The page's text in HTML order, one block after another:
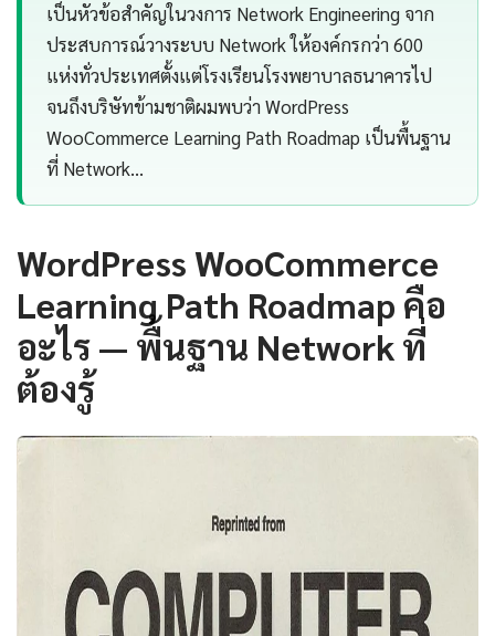
เป็นหัวข้อสำคัญในวงการ Network Engineering จาก
ประสบการณ์วางระบบ Network ให้องค์กรกว่า 600
แห่งทั่วประเทศตั้งแต่โรงเรียนโรงพยาบาลธนาคารไป
จนถึงบริษัทข้ามชาติผมพบว่า WordPress
WooCommerce Learning Path Roadmap เป็นพื้นฐาน
ที่ Network…
WordPress WooCommerce
Learning Path Roadmap คือ
อะไร — พื้นฐาน Network ที่
ต้องรู้